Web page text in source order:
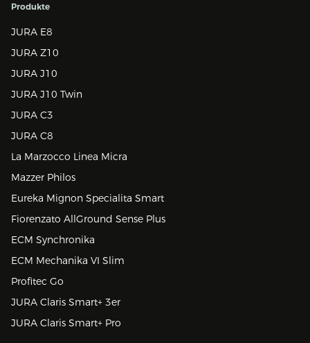
Produkte
JURA E8
JURA Z10
JURA J10
JURA J10 Twin
JURA C3
JURA C8
La Marzocco Linea Micra
Mazzer Philos
Eureka Mignon Specialita Smart
Fiorenzato AllGround Sense Plus
ECM Synchronika
ECM Mechanika VI Slim
Profitec Go
JURA Claris Smart+ 3er
JURA Claris Smart+ Pro